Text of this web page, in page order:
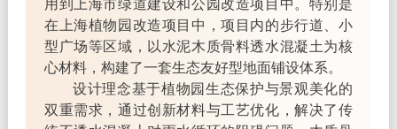
在上海植物园改造项目中，项目内的步行道、小
型广场等区域，以水泥木质骨料透水混凝土为核
心材料，构建了一套生态友好型地面铺设体系。
设计理念基于植物园生态保护与景观美化的
双重需求，通过创新材料与工艺优化，解决了传